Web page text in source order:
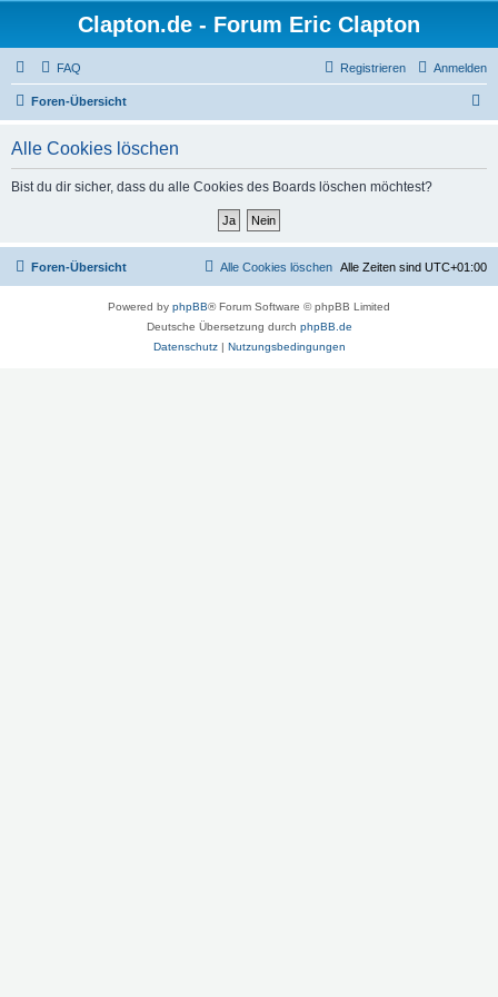
Clapton.de - Forum Eric Clapton
FAQ Anmelden
Registrieren
Foren-Übersicht
Alle Cookies löschen
Bist du dir sicher, dass du alle Cookies des Boards löschen möchtest?
Foren-Übersicht Alle Zeiten sind UTC+01:00
Alle Cookies löschen
Powered by phpBB® Forum Software © phpBB Limited
Deutsche Übersetzung durch phpBB.de
Datenschutz| Nutzungsbedingungen